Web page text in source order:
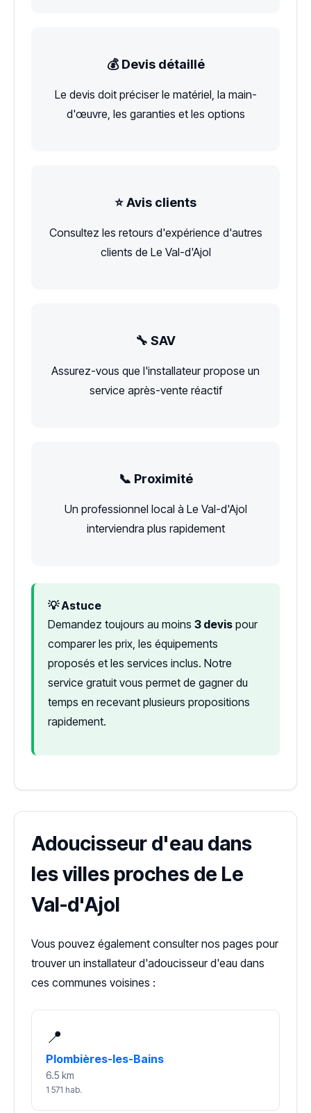
💰 Devis détaillé
Le devis doit préciser le matériel, la main-
d'œuvre, les garanties et les options
⭐ Avis clients
Consultez les retours d'expérience d'autres
clients de Le Val-d'Ajol
🔧 SAV
Assurez-vous que l'installateur propose un
service après-vente réactif
📞 Proximité
Un professionnel local à Le Val-d'Ajol
interviendra plus rapidement
💡 Astuce
Demandez toujours au moins 3 devis pour
comparer les prix, les équipements
proposés et les services inclus. Notre
service gratuit vous permet de gagner du
temps en recevant plusieurs propositions
rapidement.
Adoucisseur d'eau dans
les villes proches de Le
Val-d'Ajol
Vous pouvez également consulter nos pages pour
trouver un installateur d'adoucisseur d'eau dans
ces communes voisines :
📍
Plombières-les-Bains
6.5 km
1 571 hab.